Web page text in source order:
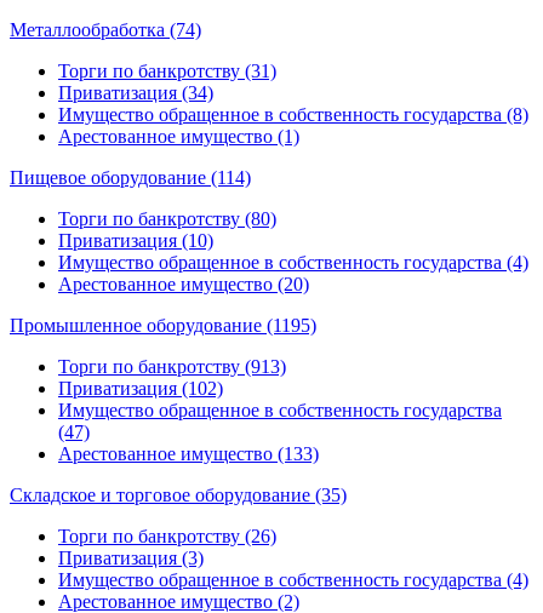
Металлообработка (74)
Торги по банкротству (31)
Приватизация (34)
Имущество обращенное в собственность государства (8)
Арестованное имущество (1)
Пищевое оборудование (114)
Торги по банкротству (80)
Приватизация (10)
Имущество обращенное в собственность государства (4)
Арестованное имущество (20)
Промышленное оборудование (1195)
Торги по банкротству (913)
Приватизация (102)
Имущество обращенное в собственность государства
(47)
Арестованное имущество (133)
Складское и торговое оборудование (35)
Торги по банкротству (26)
Приватизация (3)
Имущество обращенное в собственность государства (4)
Арестованное имущество (2)